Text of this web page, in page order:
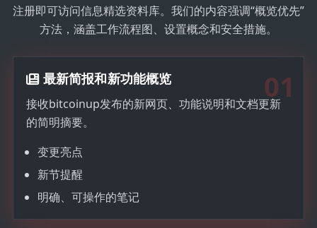
+
1
注册即可访问信息精选资料库。我们的内容强调“概览优先”
方法，涵盖工作流程图、设置概念和安全措施。
01
最新简报和新功能概览
接收bitcoinup发布的新网页、功能说明和文档更新
的简明摘要。
变更亮点
新节提醒
明确、可操作的笔记